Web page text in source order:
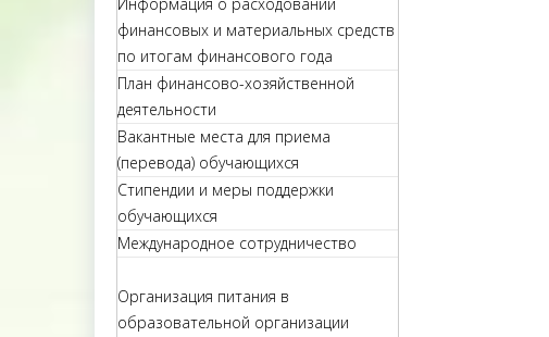
финансовых и материальных средств
по итогам финансового года
План финансово-хозяйственной
деятельности
Вакантные места для приема
(перевода) обучающихся
Стипендии и меры поддержки
обучающихся
Международное сотрудничество
Организация питания в
образовательной организации